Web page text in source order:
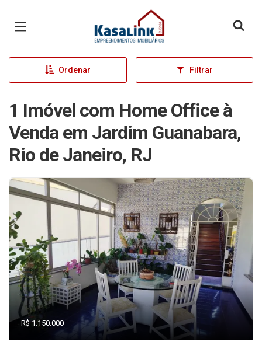
Página inicial
Ordenar Filtrar
1 Imóvel com Home Office à
Venda em Jardim Guanabara,
Rio de Janeiro, RJ
R$ 1.150.000